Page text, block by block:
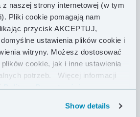
naszej strony internetowej (w tym
Pliki cookie pomagają nam
przycisk AKCEPTUJ,
ustawienia plików cookie i
witryny. Możesz dostosować
cookie, jak i inne ustawienia
potrzeb.
Więcej informacji
Polityce Prywatności .
Show details
wiatrówka Windy Wendy to
która sprawdzi się
warstwy izolacyjnej od
późnych dni jesiennych
Jej minimalistyczny design
materiałem Toray
na osiągnięcie niesamowicie
przeciwwiatrowa, która z